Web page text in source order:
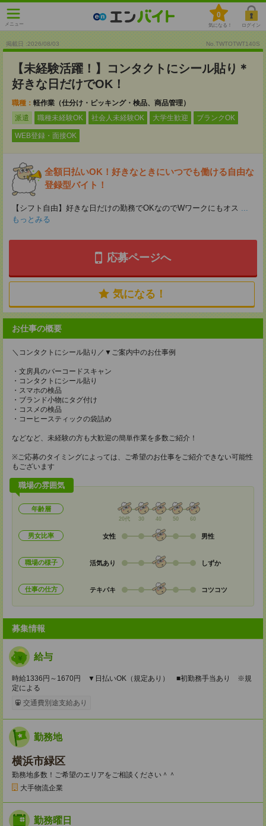
メニュー
0
気になる！ ログイン
掲載日 :2026/08/03 No.TWTOTWT140S
【未経験活躍！】コンタクトにシール貼り＊
好きな日だけでOK！
職種： 軽作業（仕分け・ピッキング・検品、商品管理）
派遣
職種未経験OK 社会人未経験OK 大学生歓迎 ブランクOK
WEB登録・面接OK
全額日払いOK！好きなときにいつでも働ける自由な
登録型バイト！
【シフト自由】好きな日だけの勤務でOKなのでWワークにもオス ...
もっとみる
応募ページへ
気になる！
お仕事の概要
＼コンタクトにシール貼り／▼ご案内中のお仕事例
・文房具のバーコードスキャン
・コンタクトにシール貼り
・スマホの検品
・ブランド小物にタグ付け
・コスメの検品
・コーヒースティックの袋詰め
などなど、未経験の方も大歓迎の簡単作業を多数ご紹介！
※ご応募のタイミングによっては、ご希望のお仕事をご紹介できない可能性
もございます
職場の雰囲気
年齢層
20代 30 40 50 60
男女比率 女性 男性
職場の様子 活気あり しずか
仕事の仕方 テキパキ コツコツ
募集情報
給与
時給1336円～1670円 ▼日払いOK（規定あり） ■初勤務手当あり ※規
定による
交通費別途支給あり
勤務地
横浜市緑区
勤務地多数！ご希望のエリアをご相談ください＾＾
大手物流企業
勤務曜日